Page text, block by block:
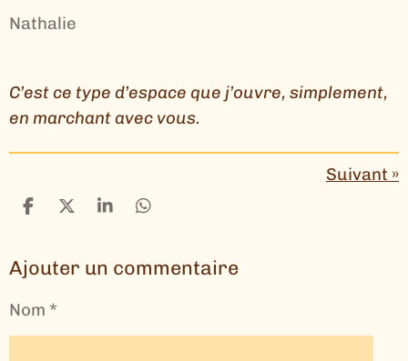
Nathalie
C’est ce type d’espace que j’ouvre, simplement,
en marchant avec vous.
Suivant »
P
t
e
r
P
t
r
P
t
r
P
t
r
Ajouter un commentaire
Nom *